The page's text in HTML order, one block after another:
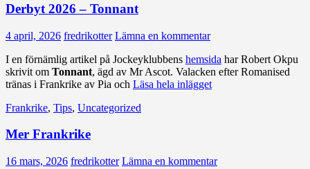
Derbyt 2026 – Tonnant
4 april, 2026 fredrikotter Lämna en kommentar
I en förnämlig artikel på Jockeyklubbens hemsida har Robert Okpu
skrivit om Tonnant, ägd av Mr Ascot. Valacken efter Romanised
tränas i Frankrike av Pia och Läsa hela inlägget
Frankrike, Tips, Uncategorized
Mer Frankrike
16 mars, 2026 fredrikotter Lämna en kommentar